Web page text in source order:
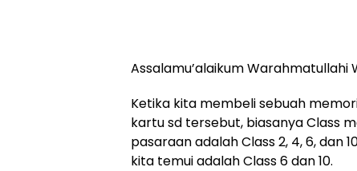
Assalamu’alaikum Warahmatullahi
Ketika kita membeli sebuah
kartu sd tersebut, biasanya Class
pasaraan adalah Class 2, 4, 6, dan
kita temui adalah Class 6 dan 10.